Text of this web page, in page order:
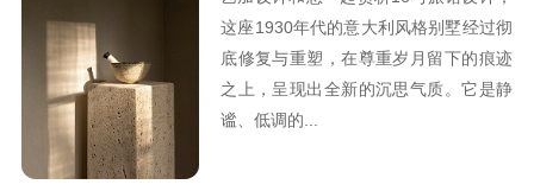
这座1930年代的意大利风格别墅经过彻
底修复与重塑，在尊重岁月留下的痕迹
之上，呈现出全新的沉思气质。它是静
谧、低调的...